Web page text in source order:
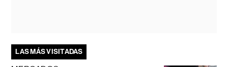
LAS MÁS VISITADAS